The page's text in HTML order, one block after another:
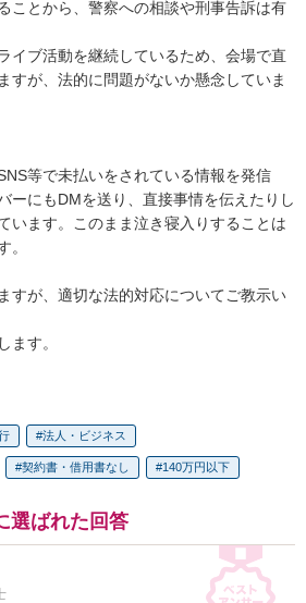
ことから、警察への相談や刑事告訴は有
イブ活動を継続しているため、会場で直
すが、法的に問題がないか懸念していま
等で未払いをされている情報を発信
ーにもDMを送り、直接事情を伝えたりし
います。このまま泣き寝入りすることは
。
すが、適切な法的対応についてご教示い
ます。
法人・ビジネス
契約書・借用書なし 140万円以下
選ばれた回答